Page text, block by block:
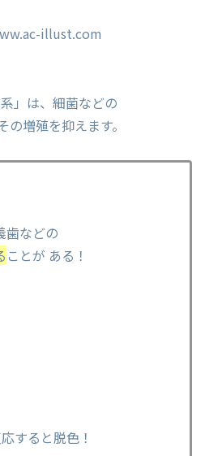
illust.com
」は、細菌などの
の増殖を抑えます。
歯などの
ことが ある！
すると脱色！